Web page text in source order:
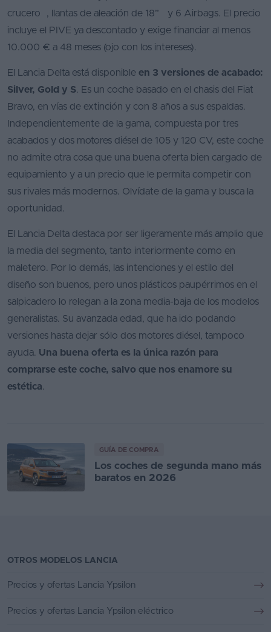
crucero , llantas de aleación de 18” y 6 Airbags. El precio
incluye el PIVE ya descontado y exige financiar al menos
10.000 € a 48 meses (ojo con los intereses).
El Lancia Delta está disponible en 3 versiones de acabado:
Silver, Gold y S. Es un coche basado en el chasis del Fiat
Bravo, en vías de extinción y con 8 años a sus espaldas.
Independientemente de la gama, compuesta por tres
acabados y dos motores diésel de 105 y 120 CV, este coche
no admite otra cosa que una buena oferta bien cargado de
equipamiento y a un precio que le permita competir con
sus rivales más modernos. Olvídate de la gama y busca la
oportunidad.
El Lancia Delta destaca por ser ligeramente más amplio que
la media del segmento, tanto interiormente como en
maletero. Por lo demás, las intenciones y el estilo del
diseño son buenos, pero unos plásticos paupérrimos en el
salpicadero lo relegan a la zona media-baja de los modelos
generalistas. Su avanzada edad, que ha ido podando
versiones hasta dejar sólo dos motores diésel, tampoco
ayuda. Una buena oferta es la única razón para
comprarse este coche, salvo que nos enamore su
estética.
GUÍA DE COMPRA
Los coches de segunda mano más
baratos en 2026
OTROS MODELOS LANCIA
Precios y ofertas Lancia Ypsilon
Precios y ofertas Lancia Ypsilon eléctrico